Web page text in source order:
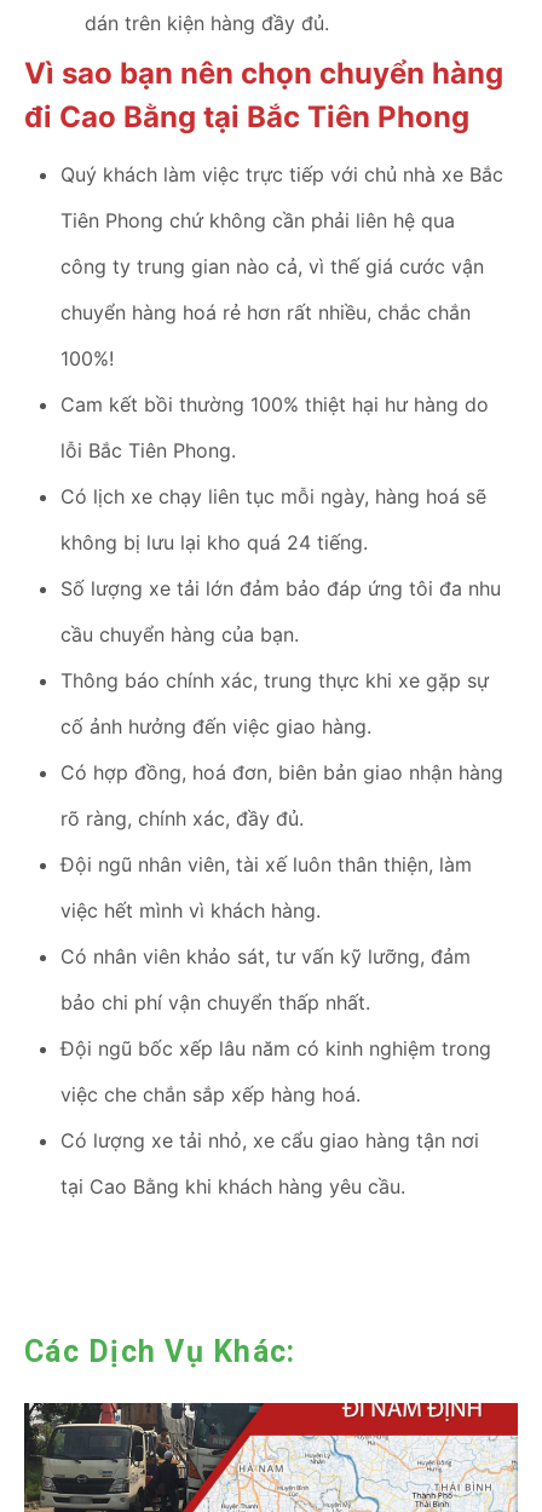
dán trên kiện hàng đầy đủ.
Vì sao bạn nên chọn chuyển hàng
đi Cao Bằng tại Bắc Tiên Phong
Quý khách làm việc trực tiếp với chủ nhà xe Bắc
Tiên Phong chứ không cần phải liên hệ qua
công ty trung gian nào cả, vì thế giá cước vận
chuyển hàng hoá rẻ hơn rất nhiều, chắc chắn
100%!
Cam kết bồi thường 100% thiệt hại hư hàng do
lỗi Bắc Tiên Phong.
Có lịch xe chạy liên tục mỗi ngày, hàng hoá sẽ
không bị lưu lại kho quá 24 tiếng.
Số lượng xe tải lớn đảm bảo đáp ứng tôi đa nhu
cầu chuyển hàng của bạn.
Thông báo chính xác, trung thực khi xe gặp sự
cố ảnh hưởng đến việc giao hàng.
Có hợp đồng, hoá đơn, biên bản giao nhận hàng
rõ ràng, chính xác, đầy đủ.
Đội ngũ nhân viên, tài xế luôn thân thiện, làm
việc hết mình vì khách hàng.
Có nhân viên khảo sát, tư vấn kỹ lưỡng, đảm
bảo chi phí vận chuyển thấp nhất.
Đội ngũ bốc xếp lâu năm có kinh nghiệm trong
việc che chắn sắp xếp hàng hoá.
Có lượng xe tải nhỏ, xe cẩu giao hàng tận nơi
tại Cao Bằng khi khách hàng yêu cầu.
Các Dịch Vụ Khác: